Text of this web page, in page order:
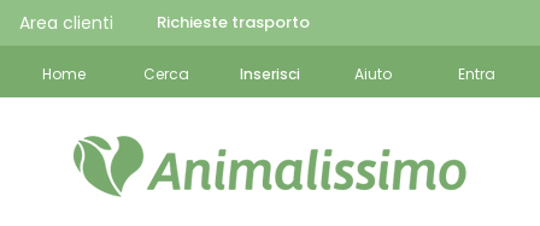
Area clienti Richieste trasporto
Home Cerca Inserisci Aiuto Entra